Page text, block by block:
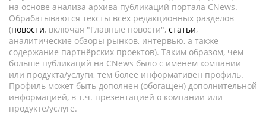
на основе анализа архива публикаций портала CNews.
Обрабатываются тексты всех редакционных разделов
(новости, включая "Главные новости", статьи,
аналитические обзоры рынков, интервью, а также
содержание партнёрских проектов). Таким образом, чем
больше публикаций на CNews было с именем компании
или продукта/услуги, тем более информативен профиль.
Профиль может быть дополнен (обогащен) дополнительной
информацией, в т.ч. презентацией о компании или
продукте/услуге.